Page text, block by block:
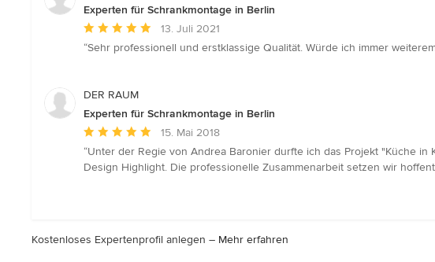
Experten für Schrankmontage in Berlin
Durchschnittliche
Bewertung:
5
13. Juli 2021
“Sehr professionell und erstklassige Qualität. Würde ich immer
DER RAUM
Experten für Schrankmontage in Berlin
Durchschnittliche
Bewertung:
5
15. Mai 2018
“Unter der Regie von Andrea Baronier durfte ich das Projekt "Küche
Design Highlight. Die professionelle Zusammenarbeit setzen wir
Kostenloses Expertenprofil anlegen – Mehr erfahren